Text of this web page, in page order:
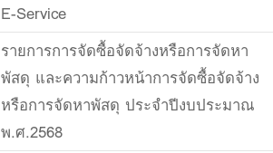
E-Service
รายการการจัดซื้อจัดจ้างหรือการจัดหา
พัสดุ และความก้าวหน้าการจัดซื้อจัดจ้าง
หรือการจัดหาพัสดุ ประจำปีงบประมาณ
พ.ศ.2568